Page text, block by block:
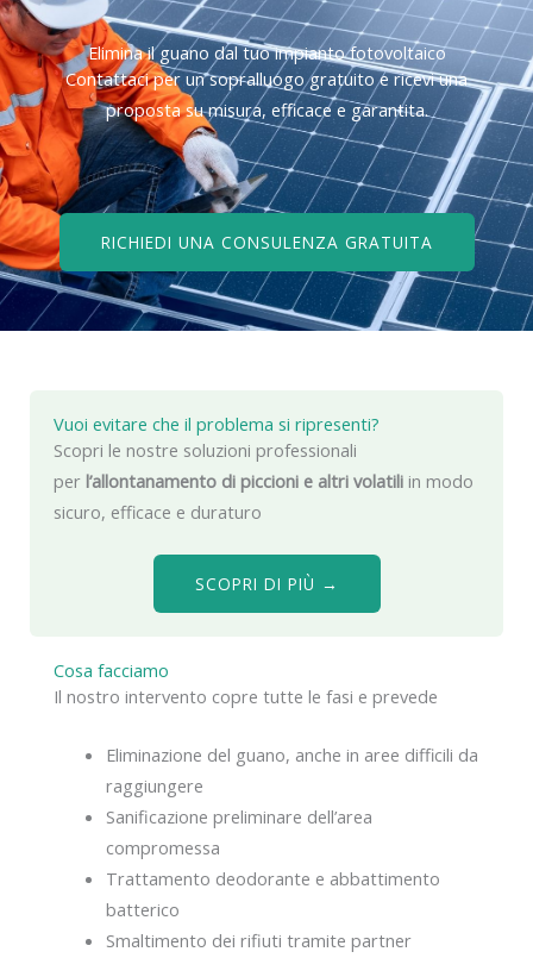
Elimina il guano dal tuo impianto fotovoltaico
Contattaci per un sopralluogo gratuito e ricevi una
proposta su misura, efficace e garantita.
RICHIEDI UNA CONSULENZA GRATUITA
Cosa facciamo
Il nostro intervento copre tutte le fasi e prevede
Eliminazione del guano, anche in aree difficili da
raggiungere
Sanificazione preliminare dell’area
compromessa
Trattamento deodorante e abbattimento
batterico
Smaltimento dei rifiuti tramite partner
Vuoi evitare che il problema si ripresenti?
Scopri le nostre soluzioni professionali
per l’allontanamento di piccioni e altri volatili in modo
sicuro, efficace e duraturo
SCOPRI DI PIÙ →